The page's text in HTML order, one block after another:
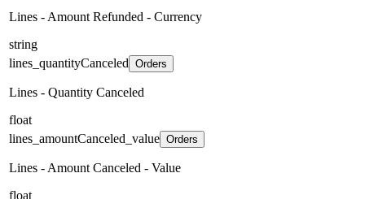
Lines - Amount Refunded - Currency
string
lines_quantityCanceled Orders
Lines - Quantity Canceled
float
lines_amountCanceled_value Orders
Lines - Amount Canceled - Value
float